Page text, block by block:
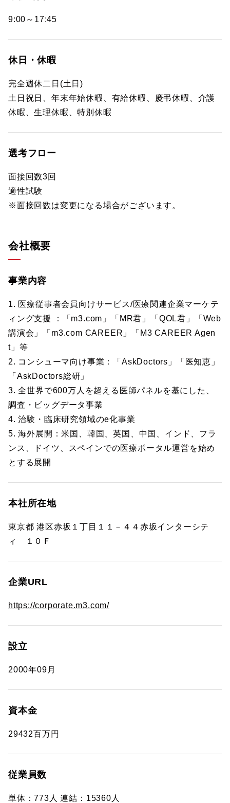
9:00～17:45
休日・休暇
完全週休二日(土日)
土日祝日、年末年始休暇、有給休暇、慶弔休暇、介護
休暇、生理休暇、特別休暇
選考フロー
面接回数3回
適性試験
※面接回数は変更になる場合がございます。
会社概要
事業内容
1. 医療従事者会員向けサービス/医療関連企業マーケテ
ィング支援 ：「m3.com」「MR君」「QOL君」「Web
講演会」「m3.com CAREER」「M3 CAREER Agen
t」等
2. コンシューマ向け事業：「AskDoctors」「医知恵」
「AskDoctors総研」
3. 全世界で600万人を超える医師パネルを基にした、
調査・ビッグデータ事業
4. 治験・臨床研究領域のe化事業
5. 海外展開：米国、韓国、英国、中国、インド、フラ
ンス、ドイツ、スペインでの医療ポータル運営を始め
とする展開
本社所在地
東京都 港区赤坂１丁目１１－４４赤坂インターシテ
ィ １０Ｆ
企業URL
https://corporate.m3.com/
設立
2000年09月
資本金
29432百万円
従業員数
単体：773人 連結：15360人